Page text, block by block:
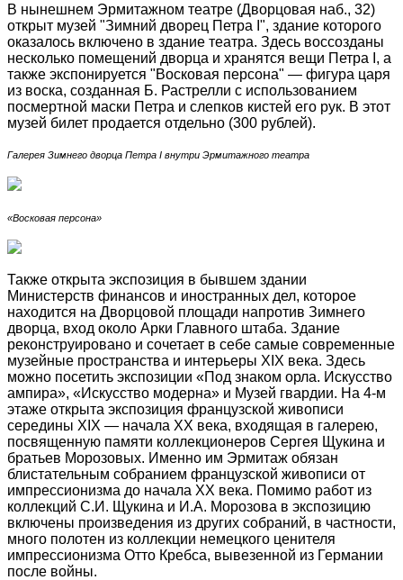
В нынешнем Эрмитажном театре (Дворцовая наб., 32)
открыт музей "Зимний дворец Петра I", здание которого
оказалось включено в здание театра. Здесь воссозданы
несколько помещений дворца и хранятся вещи Петра I, а
также экспонируется "Восковая персона" — фигура царя
из воска, созданная Б. Растрелли с использованием
посмертной маски Петра и слепков кистей его рук. В этот
музей билет продается отдельно (300 рублей).
Галерея Зимнего дворца Петра I внутри Эрмитажного театра
«Восковая персона»
Также открыта экспозиция в бывшем здании
Министерств финансов и иностранных дел, которое
находится на Дворцовой площади напротив Зимнего
дворца, вход около Арки Главного штаба. Здание
реконструировано и сочетает в себе самые современные
музейные пространства и интерьеры XIX века. Здесь
можно посетить экспозиции «Под знаком орла. Искусство
ампира», «Искусство модерна» и Музей гвардии. На 4-м
этаже открыта экспозиция французской живописи
середины XIX — начала ХХ века, входящая в галерею,
посвященную памяти коллекционеров Сергея Щукина и
братьев Морозовых. Именно им Эрмитаж обязан
блистательным собранием французской живописи от
импрессионизма до начала XX века. Помимо работ из
коллекций С.И. Щукина и И.А. Морозова в экспозицию
включены произведения из других собраний, в частности,
много полотен из коллекции немецкого ценителя
импрессионизма Отто Кребса, вывезенной из Германии
после войны.